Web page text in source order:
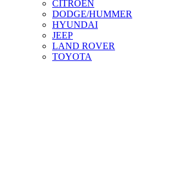
CITROEN
DODGE/HUMMER
HYUNDAI
JEEP
LAND ROVER
TOYOTA